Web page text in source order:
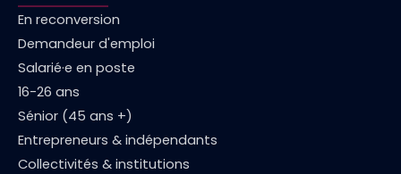
En reconversion
Demandeur d'emploi
Salarié·e en poste
16-26 ans
Sénior (45 ans +)
Entrepreneurs & indépendants
Collectivités & institutions